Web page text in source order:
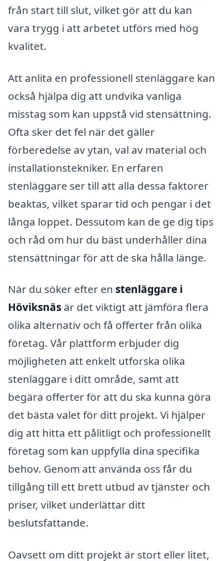
från start till slut, vilket gör att du kan
vara trygg i att arbetet utförs med hög
kvalitet.
Att anlita en professionell stenläggare kan
också hjälpa dig att undvika vanliga
misstag som kan uppstå vid stensättning.
Ofta sker det fel när det gäller
förberedelse av ytan, val av material och
installationstekniker. En erfaren
stenläggare ser till att alla dessa faktorer
beaktas, vilket sparar tid och pengar i det
långa loppet. Dessutom kan de ge dig tips
och råd om hur du bäst underhåller dina
stensättningar för att de ska hålla länge.
När du söker efter en stenläggare i
Höviksnäs är det viktigt att jämföra flera
olika alternativ och få offerter från olika
företag. Vår plattform erbjuder dig
möjligheten att enkelt utforska olika
stenläggare i ditt område, samt att
begära offerter för att du ska kunna göra
det bästa valet för ditt projekt. Vi hjälper
dig att hitta ett pålitligt och professionellt
företag som kan uppfylla dina specifika
behov. Genom att använda oss får du
tillgång till ett brett utbud av tjänster och
priser, vilket underlättar ditt
beslutsfattande.
Oavsett om ditt projekt är stort eller litet,